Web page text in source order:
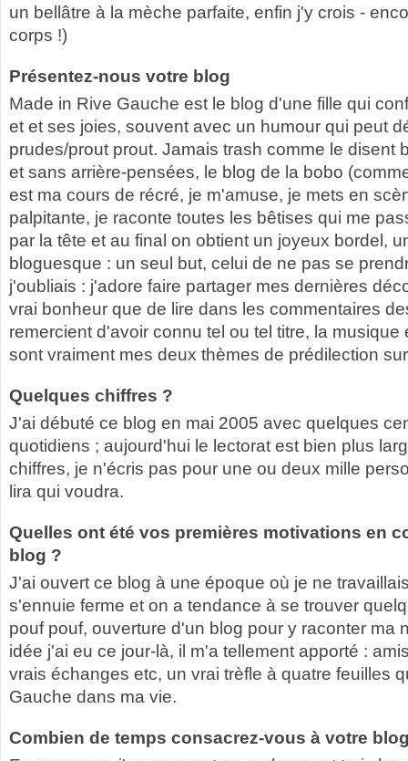
un bellâtre à la mèche parfaite, enfin j'y crois -
corps !)
Présentez-nous votre blog
Made in Rive Gauche est le blog d'une fille qui
et et ses joies, souvent avec un humour qui peut
prudes/prout prout. Jamais trash comme le disent
et sans arrière-pensées, le blog de la bobo
est ma cours de récré, je m'amuse, je mets en
palpitante, je raconte toutes les bêtises qui me
par la tête et au final on obtient un joyeux bordel,
bloguesque : un seul but, celui de ne pas se
j'oubliais : j'adore faire partager mes dernières
vrai bonheur que de lire dans les commentaires
remercient d'avoir connu tel ou tel titre, la musique
sont vraiment mes deux thèmes de prédilection
Quelques chiffres ?
J'ai débuté ce blog en mai 2005 avec quelques
quotidiens ; aujourd'hui le lectorat est bien plus
chiffres, je n'écris pas pour une ou deux mille
lira qui voudra.
Quelles ont été vos premières motivations en
blog ?
J'ai ouvert ce blog à une époque où je ne
s'ennuie ferme et on a tendance à se trouver
pouf pouf, ouverture d'un blog pour y raconter ma
idée j'ai eu ce jour-là, il m'a tellement apporté :
vrais échanges etc, un vrai trèfle à quatre feuilles
Gauche dans ma vie.
Combien de temps consacrez-vous à votre